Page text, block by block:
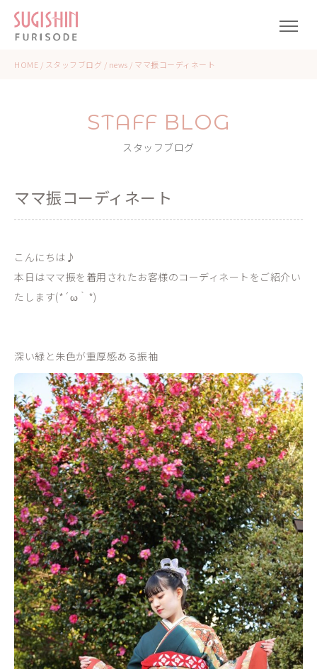
HOME / スタッフブログ / news / ママ振コーディネート
STAFF BLOG
スタッフブログ
ママ振コーディネート
こんにちは♪
本日はママ振を着用されたお客様のコーディネートをご紹介い
たします(*´ω｀*)
深い緑と朱色が重厚感ある振袖